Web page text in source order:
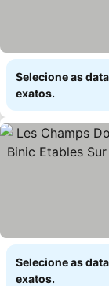
Selecione as
exatos.
Selecione as
exatos.